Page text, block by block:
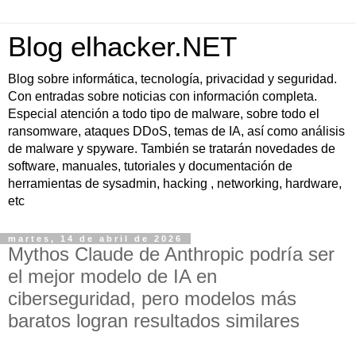
Blog elhacker.NET
Blog sobre informática, tecnología, privacidad y seguridad.
Con entradas sobre noticias con información completa.
Especial atención a todo tipo de malware, sobre todo el
ransomware, ataques DDoS, temas de IA, así como análisis
de malware y spyware. También se tratarán novedades de
software, manuales, tutoriales y documentación de
herramientas de sysadmin, hacking , networking, hardware,
etc
martes, 14 de abril de 2026
Mythos Claude de Anthropic podría ser
el mejor modelo de IA en
ciberseguridad, pero modelos más
baratos logran resultados similares